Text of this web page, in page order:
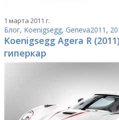
1 марта 2011 г.
Блог, Koenigsegg, Geneva2011 ,
Koenigsegg Agera R
гиперкар